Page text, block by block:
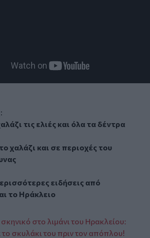
τις ελιές και όλα τα δέντρα
χαλάζι και σε περιοχές του
ειδήσεις από
το Ηράκλειο
στο λιμάνι του Ηρακλείου:
το σκυλάκι του πριν τον απόπλου!